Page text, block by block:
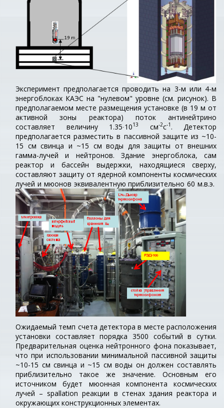
Эксперимент предполагается проводить на 3-м или 4-м
энергоблоках КАЭС на "нулевом" уровне (см. рисунок). В
предполагаемом месте размещения установке (в 19 м от
активной зоны реактора) поток антинейтрино
составляет величину 1.35∙1013 см-2с-1 . Детектор
предполагается разместить в пассивной защите из ~10-
15 см свинца и ~15 см воды для защиты от внешних
гамма-лучей и нейтронов. Здание энергоблока, сам
реактор и бассейн выдержки, находящиеся сверху,
составляют защиту от ядерной компоненты космических
лучей и мюонов эквивалентную приблизительно 60 м.в.э.
Ожидаемый темп счета детектора в месте расположения
установки составляет порядка 3500 событий в сутки.
Предварительная оценка нейтронного фона показывает,
что при использовании минимальной пассивной защиты
~10-15 см свинца и ~15 см воды он должен составлять
приблизительно такое же значение. Основным его
источником будет мюонная компонента космических
лучей – spallation реакции в стенах здания реактора и
окружающих конструкционных элементах.